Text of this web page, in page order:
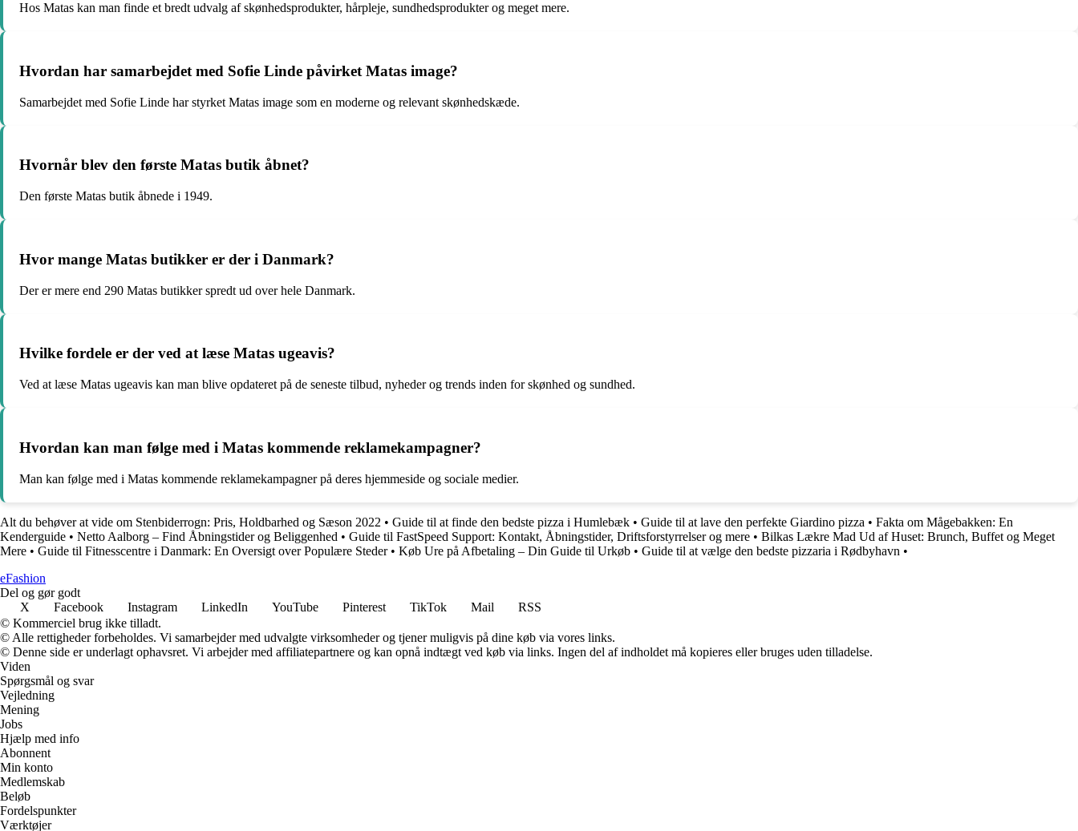
Hos Matas kan man finde et bredt udvalg af skønhedsprodukter, hårpleje, sundhedsprodukter og meget mere.
Hvordan har samarbejdet med Sofie Linde påvirket Matas image?
Samarbejdet med Sofie Linde har styrket Matas image som en moderne og relevant skønhedskæde.
Hvornår blev den første Matas butik åbnet?
Den første Matas butik åbnede i 1949.
Hvor mange Matas butikker er der i Danmark?
Der er mere end 290 Matas butikker spredt ud over hele Danmark.
Hvilke fordele er der ved at læse Matas ugeavis?
Ved at læse Matas ugeavis kan man blive opdateret på de seneste tilbud, nyheder og trends inden for skønhed og sundhed.
Hvordan kan man følge med i Matas kommende reklamekampagner?
Man kan følge med i Matas kommende reklamekampagner på deres hjemmeside og sociale medier.
Alt du behøver at vide om Stenbiderrogn: Pris, Holdbarhed og Sæson 2022 • Guide til at finde den bedste pizza i Humlebæk • Guide til at lave den perfekte Giardino pizza • Fakta om Mågebakken: En
Kenderguide • Netto Aalborg – Find Åbningstider og Beliggenhed • Guide til FastSpeed Support: Kontakt, Åbningstider, Driftsforstyrrelser og mere • Bilkas Lækre Mad Ud af Huset: Brunch, Buffet og Meget
Mere • Guide til Fitnesscentre i Danmark: En Oversigt over Populære Steder• Køb Ure på Afbetaling – Din Guide til Urkøb • Guide til at vælge den bedste pizzaria i Rødbyhavn •
eFashion
Del og gør godt
X
Facebook Instagram LinkedIn YouTube Pinterest TikTok Mail
RSS
© Kommerciel brug ikke tilladt.
© Alle rettigheder forbeholdes. Vi samarbejder med udvalgte virksomheder og tjener muligvis på dine køb via vores links.
© Denne side er underlagt ophavsret. Vi arbejder med affiliatepartnere og kan opnå indtægt ved køb via links. Ingen del af indholdet må kopieres eller bruges uden tilladelse.
Viden
Spørgsmål og svar
Vejledning
Mening
Jobs
Hjælp med info
Abonnent
Min konto
Medlemskab
Beløb
Fordelspunkter
Værktøjer